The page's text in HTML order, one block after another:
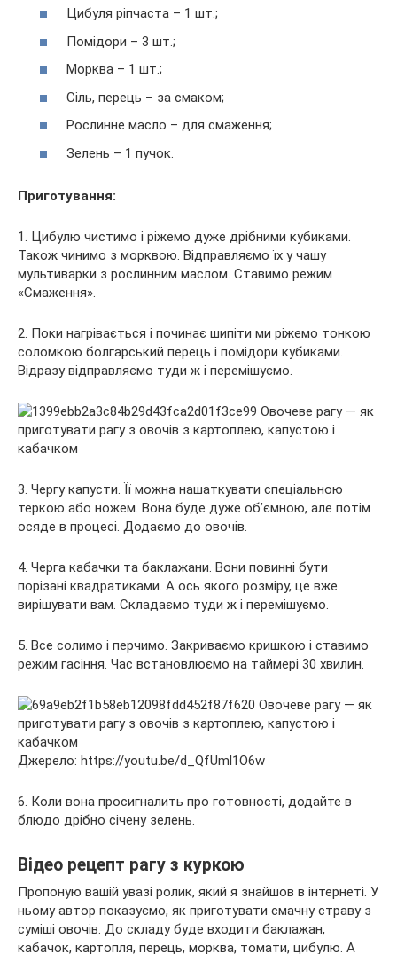
Цибуля ріпчаста – 1 шт.;
Помідори – 3 шт.;
Морква – 1 шт.;
Сіль, перець – за смаком;
Рослинне масло – для смаження;
Зелень – 1 пучок.
Приготування:
1. Цибулю чистимо і ріжемо дуже дрібними кубиками.
Також чинимо з морквою. Відправляємо їх у чашу
мультиварки з рослинним маслом. Ставимо режим
«Смаження».
2. Поки нагрівається і починає шипіти ми ріжемо тонкою
соломкою болгарський перець і помідори кубиками.
Відразу відправляємо туди ж і перемішуємо.
3. Чергу капусти. Її можна нашаткувати спеціальною
теркою або ножем. Вона буде дуже об’ємною, але потім
осяде в процесі. Додаємо до овочів.
4. Черга кабачки та баклажани. Вони повинні бути
порізані квадратиками. А ось якого розміру, це вже
вирішувати вам. Складаємо туди ж і перемішуємо.
5. Все солимо і перчимо. Закриваємо кришкою і ставимо
режим гасіння. Час встановлюємо на таймері 30 хвилин.
Джерело: https://youtu.be/d_QfUml1O6w
6. Коли вона просигналить про готовності, додайте в
блюдо дрібно січену зелень.
Відео рецепт рагу з куркою
Пропоную вашій увазі ролик, який я знайшов в інтернеті. У
ньому автор показуємо, як приготувати смачну страву з
суміші овочів. До складу буде входити баклажан,
кабачок, картопля, перець, морква, томати, цибулю. А